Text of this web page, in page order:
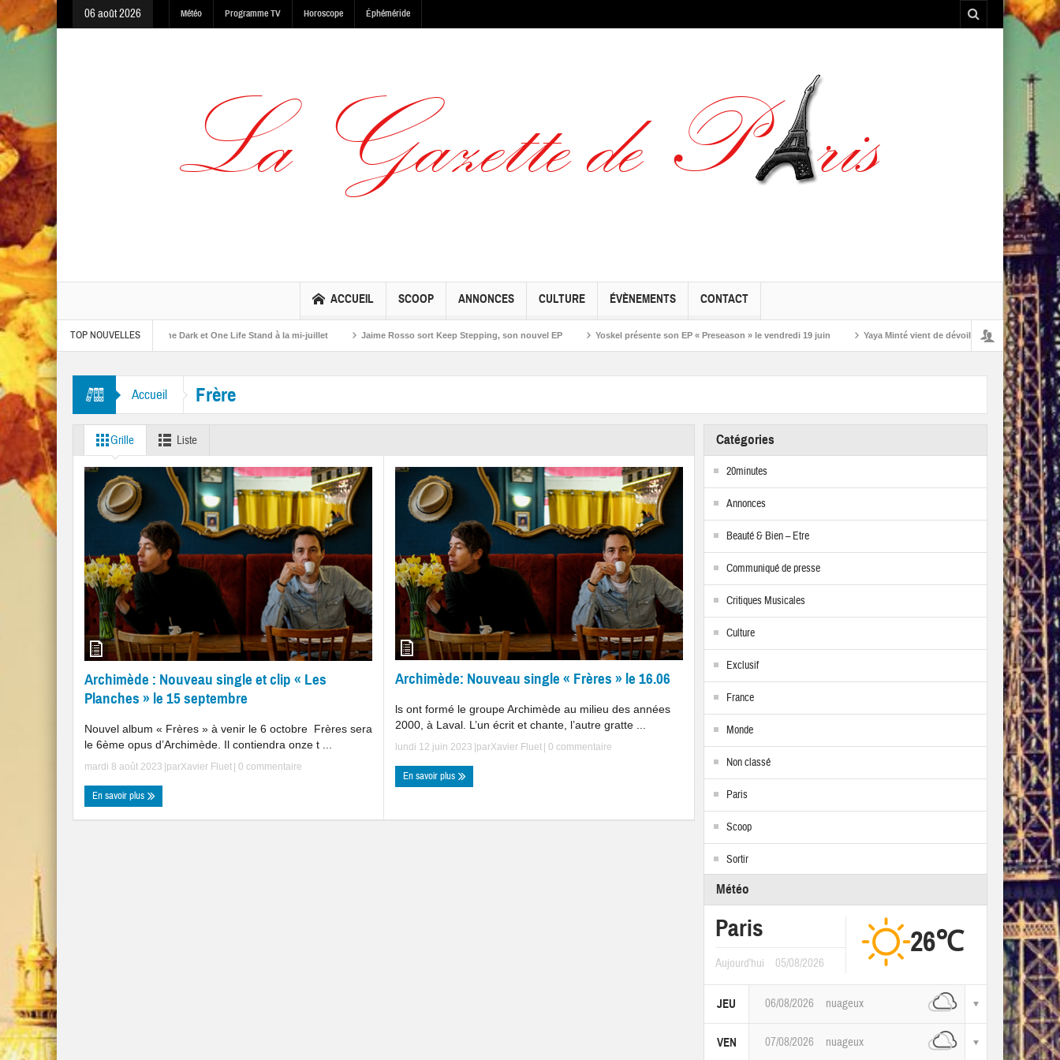
06 août 2026 Météo Programme TV Horoscope Éphéméride
ACCUEIL SCOOP ANNONCES CULTURE ÉVÈNEMENTS CONTACT
TOP NOUVELLES
The Warning, Made In The Dark et One Life Stand à la mi-juillet Jaime Rosso sort Keep Stepping, son nouvel EP Yoskel présente son EP « Preseason » le vendredi 19 juin Yaya Minté vient de dévoiler ‘So’, son premier album
“Mr. Tambourine Man” et “Like A Rolling Stone”
Accueil Frère
Grille Liste
Archimède : Nouveau single et clip « Les
Planches » le 15 septembre
Nouvel album « Frères » à venir le 6 octobre ­ Frères sera
le 6ème opus d’Archimède. Il contiendra onze t ...
mardi 8 août 2023 |parXavier Fluet 0 commentaire
En savoir plus
Archimède: Nouveau single « Frères » le 16.06
ls ont formé le groupe Archimède au milieu des années
2000, à Laval. L’un écrit et chante, l’autre gratte ...
lundi 12 juin 2023 |parXavier Fluet 0 commentaire
En savoir plus
Catégories
20minutes
Annonces
Beauté & Bien – Etre
Communiqué de presse
Critiques Musicales
Culture
Exclusif
France
Monde
Non classé
Paris
Scoop
Sortir
Météo
Paris
Aujourd'hui 05/08/2026
26℃
JEU 06/08/2026 nuageux
VEN 07/08/2026 nuageux